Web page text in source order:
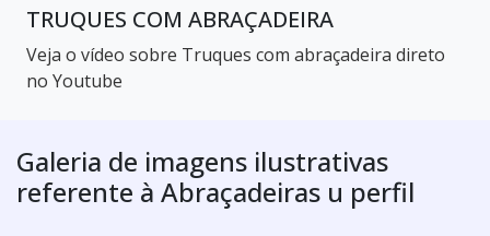
TRUQUES COM ABRAÇADEIRA
Veja o vídeo sobre Truques com abraçadeira direto
no Youtube
Galeria de imagens ilustrativas
referente à Abraçadeiras u perfil